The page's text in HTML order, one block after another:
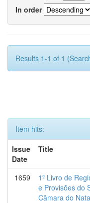
In order
Results 1-1 of 1
Item hits:
Issue
Date
Title
1659
1º Livro de
e Provisões do
Câmara do